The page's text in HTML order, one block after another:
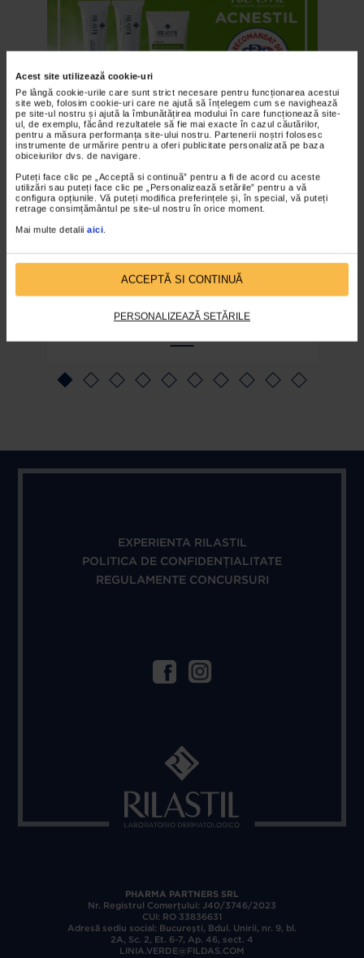
Acest site utilizează cookie-uri
Pe lângă cookie-urile care sunt strict necesare pentru funcționarea acestui
site web, folosim cookie-uri care ne ajută să înțelegem cum se navighează
pe site-ul nostru și ajută la îmbunătățirea modului în care funcționează site-
ul, de exemplu, făcând rezultatele să fie mai exacte în cazul căutărilor,
pentru a măsura performanța site-ului nostru. Partenerii noștri folosesc
instrumente de urmărire pentru a oferi publicitate personalizată pe baza
obiceiurilor dvs. de navigare.
Puteți face clic pe „Acceptă si continuă” pentru a fi de acord cu aceste
utilizări sau puteți face clic pe „Personalizează setările” pentru a vă
configura opțiunile. Vă puteți modifica preferințele și, în special, vă puteți
retrage consimțământul pe site-ul nostru în orice moment.
Mai multe detalii aici.
ACCEPTĂ SI CONTINUĂ
PERSONALIZEAZĂ SETĂRILE
ACNEE
GAMA RILASTIL ACNESTIL,
RECOMANDATĂ DE
SOCIETATEA ROMÂNĂ DE
DERMATOLOGIE
Gama Rilastil Acnestil, recomandată de
Produsele din gama Acnestil de la Rilastil,
disponibile în farmaciile Catena și online pe
EXPERIENTA RILASTIL
POLITICA DE CONFIDENȚIALITATE
REGULAMENTE CONCURSURI
PHARMA PARTNERS SRL
Nr. Registrul Comerţului: J40/3746/2023
CUI: RO 33836631
Adresă sediu social: Bucureşti, Bdul. Unirii, nr. 9, bl.
2A, Sc. 2, Et. 6-7, Ap. 46, sect. 4
LINIA.VERDE@FILDAS.COM